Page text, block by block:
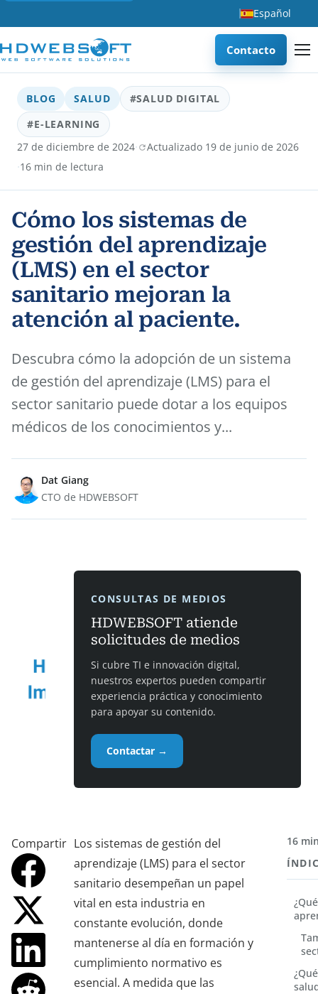
Español
Contacto
BLOG SALUD
#SALUD DIGITAL
#E-LEARNING
27 de diciembre de 2024· Actualizado 19 de junio de 2026
·16 min de lectura
Cómo los sistemas de
gestión del aprendizaje
(LMS) en el sector
sanitario mejoran la
atención al paciente.
Descubra cómo la adopción de un sistema
de gestión del aprendizaje (LMS) para el
sector sanitario puede dotar a los equipos
médicos de los conocimientos y...
Dat Giang
CTO de HDWEBSOFT
CONSULTAS DE MEDIOS
HDWEBSOFT atiende
solicitudes de medios
Si cubre TI e innovación digital,
nuestros expertos pueden compartir
experiencia práctica y conocimiento
para apoyar su contenido.
Contactar →
Compartir Los sistemas de gestión del
aprendizaje (LMS) para el sector
sanitario desempeñan un papel
vital en esta industria en
constante evolución, donde
mantenerse al día en formación y
cumplimiento normativo es
esencial. A medida que las
16